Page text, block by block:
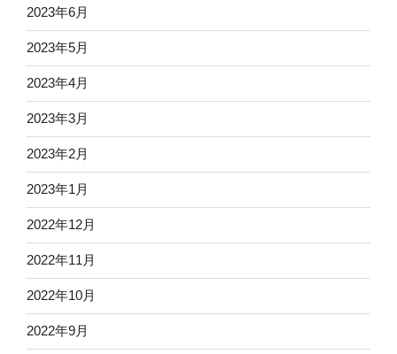
2023年6月
2023年5月
2023年4月
2023年3月
2023年2月
2023年1月
2022年12月
2022年11月
2022年10月
2022年9月